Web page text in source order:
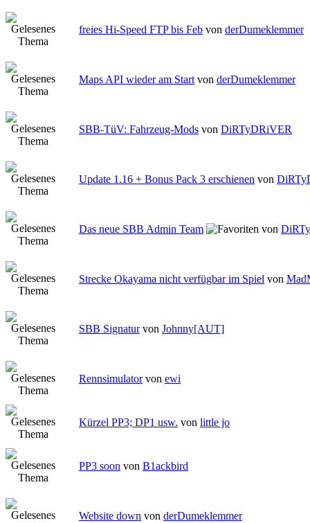
freies Hi-Speed FTP bis Feb von derDumeklemmer
Maps API wieder am Start von derDumeklemmer
SBB-TüV: Fahrzeug-Mods von DiRTyDRiVER
Update 1.16 + Bonus Pack 3 erschienen von
Das neue SBB Admin Team von
Strecke Okayama nicht verfügbar im Spiel von
SBB Signatur von Johnny[AUT]
Rennsimulator von ewi
Kürzel PP3; DP1 usw. von little jo
PP3 soon von B1ackbird
Website down von derDumeklemmer